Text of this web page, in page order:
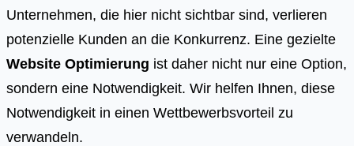
Unternehmen, die hier nicht sichtbar sind, verlieren
potenzielle Kunden an die Konkurrenz. Eine gezielte
Website Optimierung ist daher nicht nur eine Option,
sondern eine Notwendigkeit. Wir helfen Ihnen, diese
Notwendigkeit in einen Wettbewerbsvorteil zu
verwandeln.